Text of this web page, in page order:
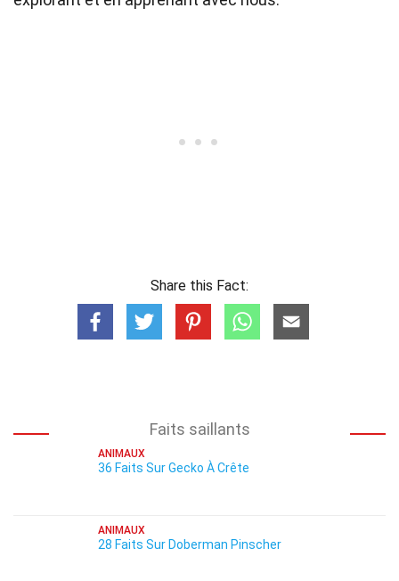
Share this Fact:
Faits saillants
ANIMAUX
36 Faits Sur Gecko À Crête
ANIMAUX
28 Faits Sur Doberman Pinscher